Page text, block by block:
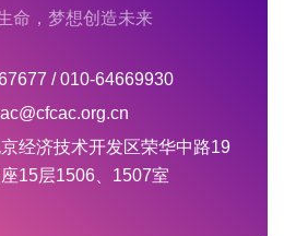
命，梦想创造未来
/ 010-64669930
经济技术开发区荣华中路19
15层1506、1507室